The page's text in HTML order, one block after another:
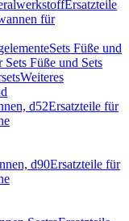
Ersatzteile
für
Sets Füße und
Sets Füße und Sets
Weiteres
d52Ersatzteile für
d90Ersatzteile für